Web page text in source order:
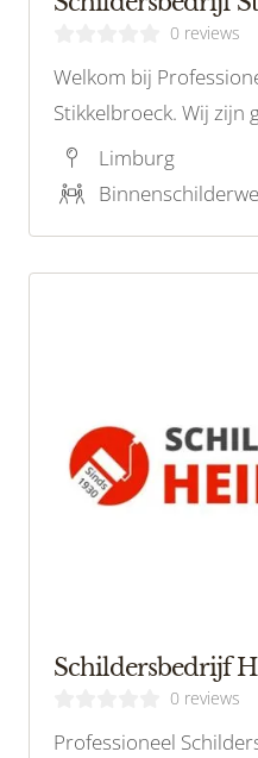
0 reviews
Welkom bij
Stikkelbroeck. Wij zijn
hoogwaardige
binnen als buiten.
Limburg
Schildersbedrijf
0 reviews
Professioneel